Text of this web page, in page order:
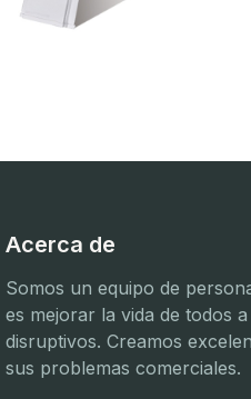
Acerca de
Somos un equipo de
es mejorar la vida de todos
disruptivos. Creamos
sus problemas comerciales.